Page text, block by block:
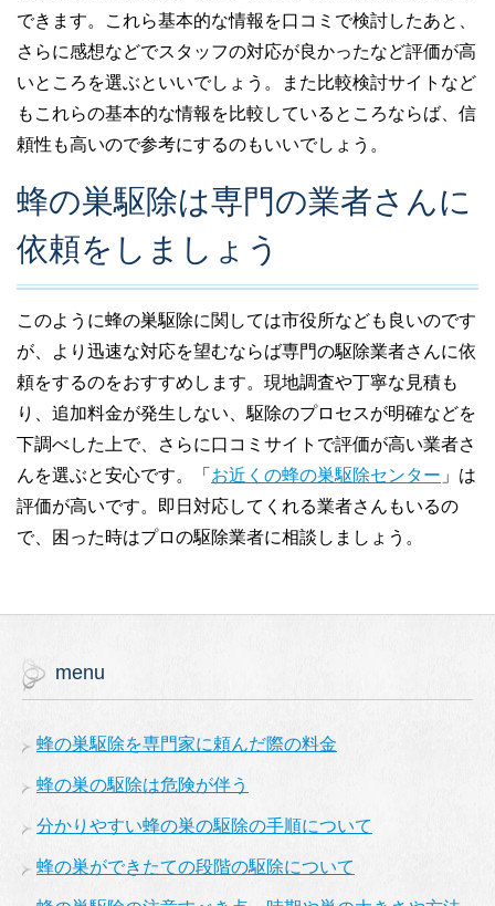
できます。これら基本的な情報を口コミで検討したあと、
さらに感想などでスタッフの対応が良かったなど評価が高
いところを選ぶといいでしょう。また比較検討サイトなど
もこれらの基本的な情報を比較しているところならば、信
頼性も高いので参考にするのもいいでしょう。
蜂の巣駆除は専門の業者さんに
依頼をしましょう
このように蜂の巣駆除に関しては市役所なども良いのです
が、より迅速な対応を望むならば専門の駆除業者さんに依
頼をするのをおすすめします。現地調査や丁寧な見積も
り、追加料金が発生しない、駆除のプロセスが明確などを
下調べした上で、さらに口コミサイトで評価が高い業者さ
んを選ぶと安心です。「 お近くの蜂の巣駆除センター 」は
評価が高いです。即日対応してくれる業者さんもいるの
で、困った時はプロの駆除業者に相談しましょう。
menu
蜂の巣駆除を専門家に頼んだ際の料金
蜂の巣の駆除は危険が伴う
分かりやすい蜂の巣の駆除の手順について
蜂の巣ができたての段階の駆除について